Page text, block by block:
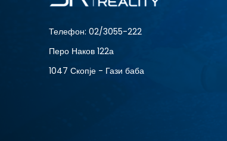
L
XS
Телефон: 02/3055-222
Перо Наков 122а
1047 Скопје - Гази баба